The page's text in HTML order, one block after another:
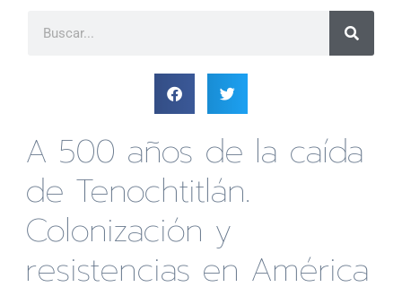
A 500 años de la caída
de Tenochtitlán.
Colonización y
resistencias en América